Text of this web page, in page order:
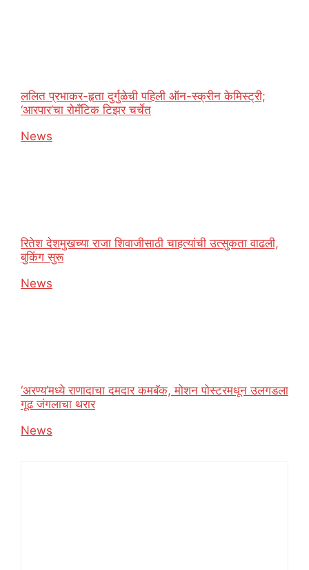
ललित प्रभाकर-हृता दुर्गुळेची पहिली ऑन-स्क्रीन केमिस्ट्री;
‘आरपार’चा रोमँटिक टिझर चर्चेत
In relation to
News
रितेश देशमुखच्या राजा शिवाजीसाठी चाहत्यांची उत्सुकता वाढली,
बुकिंग सुरू
In relation to
News
‘अरण्य’मध्ये राणादाचा दमदार कमबॅक, मोशन पोस्टरमधून उलगडला
गूढ जंगलाचा थरार
In relation to
News